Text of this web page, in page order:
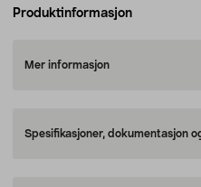
Produktinformasjon
Mer informasjon
Spesifikasjoner, dokumentasjon